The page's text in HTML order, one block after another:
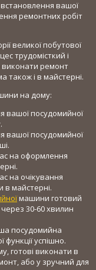
вашої
ремонтних робіт
великої побутової
трудомісткий і
ремонт
також і в майстерні.
на дому:
вашої посудомийної
вашої посудомийної
на оформлення
на очікування
майстерні.
машини готовий
30-60 хвилин
посудомийна
успішно.
готові виконати в
або у зручний для